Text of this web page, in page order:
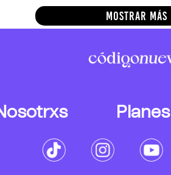
MOSTRAR MÁS
Planes